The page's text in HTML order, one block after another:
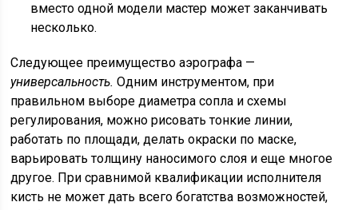
вместо одной модели мастер может заканчивать
несколько.
Следующее преимущество аэрографа —
универсальность. Одним инструментом, при
правильном выборе диаметра сопла и схемы
регулирования, можно рисовать тонкие линии,
работать по площади, делать окраски по маске,
варьировать толщину наносимого слоя и еще многое
другое. При сравнимой квалификации исполнителя
кисть не может дать всего богатства возможностей,